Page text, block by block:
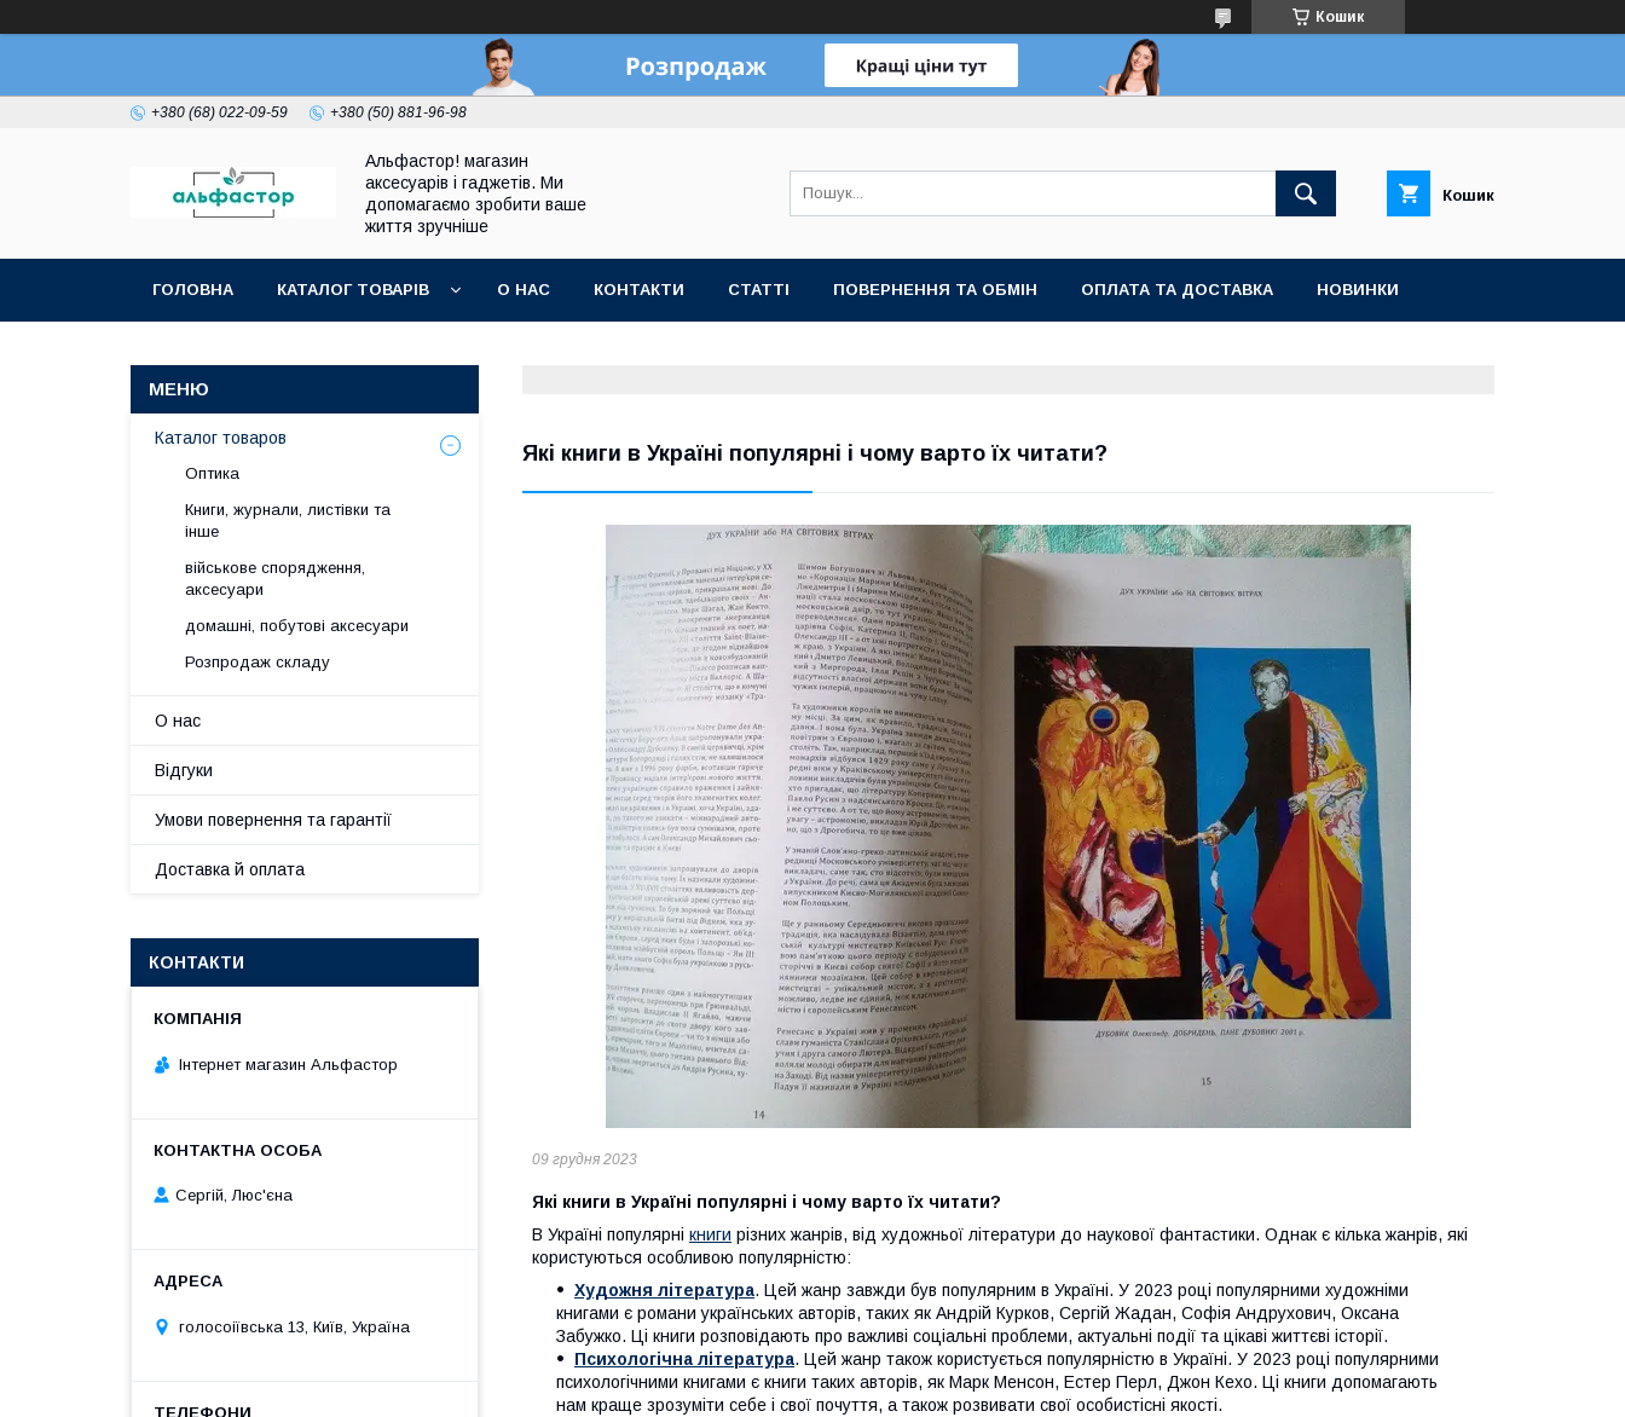
Кошик
+380 (68) 022-09-59 +380 (50) 881-96-98
Альфастор! магазин
аксесуарів і гаджетів. Ми
допомагаємо зробити ваше
життя зручніше
Кошик
ГОЛОВНА КАТАЛОГ ТОВАРІВ О НАС КОНТАКТИ СТАТТІ ПОВЕРНЕННЯ ТА ОБМІН ОПЛАТА ТА ДОСТАВКА НОВИНКИ
Які книги в Україні популярні і чому варто їх читати?
09 грудня 2023
Які книги в Україні популярні і чому варто їх читати?
В Україні популярні книги різних жанрів, від художньої літератури до наукової фантастики. Однак є кілька жанрів, які
користуються особливою популярністю:
Художня література. Цей жанр завжди був популярним в Україні. У 2023 році популярними художніми
книгами є романи українських авторів, таких як Андрій Курков, Сергій Жадан, Софія Андрухович, Оксана
Забужко. Ці книги розповідають про важливі соціальні проблеми, актуальні події та цікаві життєві історії.
Психологічна література. Цей жанр також користується популярністю в Україні. У 2023 році популярними
психологічними книгами є книги таких авторів, як Марк Менсон, Естер Перл, Джон Кехо. Ці книги допомагають
нам краще зрозуміти себе і свої почуття, а також розвивати свої особистісні якості.
Каталог товаров
Оптика
Книги, журнали, листівки та
інше
військове спорядження,
аксесуари
домашні, побутові аксесуари
Розпродаж складу
О нас
Відгуки
Умови повернення та гарантії
Доставка й оплата
КОНТАКТИ
Інтернет магазин Альфастор
Сергій, Люс'єна
голосоіївська 13, Київ, Україна